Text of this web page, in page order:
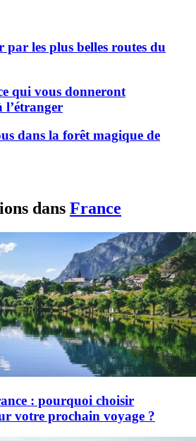
les plus belles routes du
qui vous donneront
l’étranger
dans la forêt magique de
dans France
: pourquoi choisir
votre prochain voyage ?